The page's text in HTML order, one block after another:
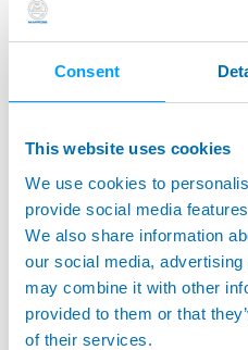
Consent
This website uses cookies
We use cookies to
provide social media
We also share information
our social media,
may combine it with other
provided to them or that
of their services.
円筒型バッテリーセルのイ
を提供しており、生産前のパイ
よる自動アプリケーションにつ
造...